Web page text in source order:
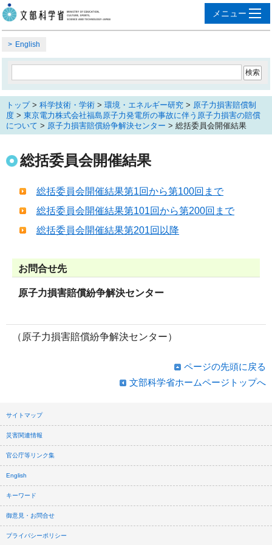
English
トップ> 科学技術・学術 > 環境・エネルギー研究 > 原子力損害賠償制
度 > 東京電力株式会社福島原子力発電所の事故に伴う原子力損害の賠償
について > 原子力損害賠償紛争解決センター > 総括委員会開催結果
総括委員会開催結果
総括委員会開催結果第1回から第100回まで
総括委員会開催結果第101回から第200回まで
総括委員会開催結果第201回以降
お問合せ先
原子力損害賠償紛争解決センター
（原子力損害賠償紛争解決センター）
ページの先頭に戻る
文部科学省ホームページトップへ
サイトマップ
災害関連情報
官公庁等リンク集
English
キーワード
御意見・お問合せ
プライバシーポリシー